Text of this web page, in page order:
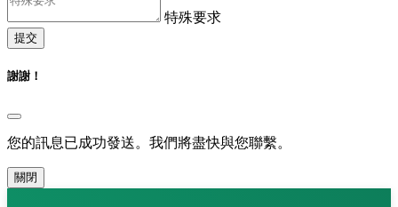
特殊要求
提交
謝謝！
您的訊息已成功發送。我們將盡快與您聯繫。
關閉